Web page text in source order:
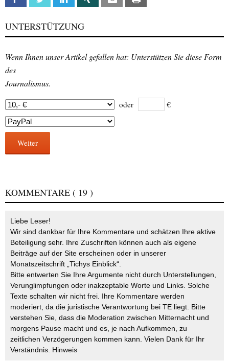
UNTERSTÜTZUNG
Wenn Ihnen unser Artikel gefallen hat: Unterstützen Sie diese Form
des
Journalismus.
oder €
Weiter
KOMMENTARE ( 19 )
Liebe Leser!
Wir sind dankbar für Ihre Kommentare und schätzen Ihre aktive
Beteiligung sehr. Ihre Zuschriften können auch als eigene
Beiträge auf der Site erscheinen oder in unserer
Monatszeitschrift „Tichys Einblick“.
Bitte entwerten Sie Ihre Argumente nicht durch Unterstellungen,
Verunglimpfungen oder inakzeptable Worte und Links. Solche
Texte schalten wir nicht frei. Ihre Kommentare werden
moderiert, da die juristische Verantwortung bei TE liegt. Bitte
verstehen Sie, dass die Moderation zwischen Mitternacht und
morgens Pause macht und es, je nach Aufkommen, zu
zeitlichen Verzögerungen kommen kann. Vielen Dank für Ihr
Verständnis. Hinweis